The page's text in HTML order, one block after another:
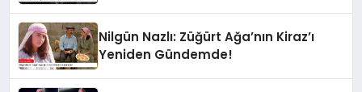
Nilgün Nazlı: Züğürt Ağa’nın Kiraz’ı
Yeniden Gündemde!